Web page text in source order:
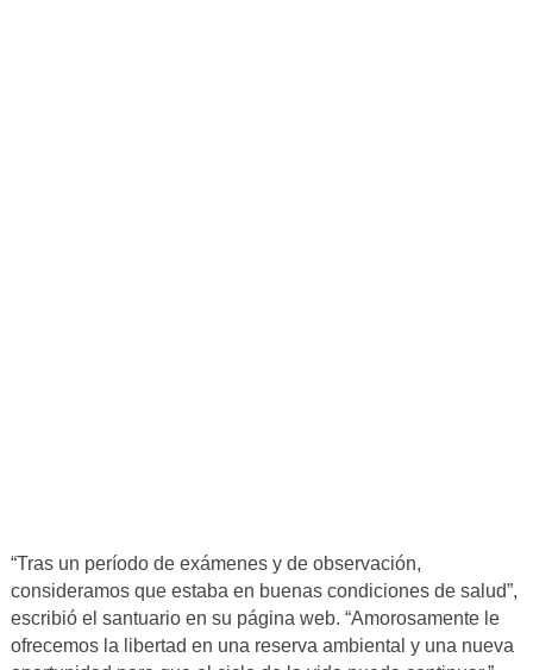
“Tras un período de exámenes y de observación,
consideramos que estaba en buenas condiciones de salud”,
escribió el santuario en su página web. “Amorosamente le
ofrecemos la libertad en una reserva ambiental y una nueva